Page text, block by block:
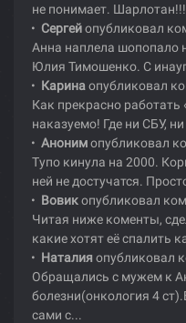
не понимает.
Сергейопубликовал
Анна наплела шопопало
Юлия Тимошенко. С
Каринаопубликовал
Как прекрасно работать
наказуемо! Где ни СБУ,
Анонимопубликовал
Тупо кинула на 2000.
ней не достучатся.
Вовикопубликовал
Читая ниже коменты,
какие хотят её спалить
Наталия опубликовал
Обращались с мужем к
болезни(онкология 4
сами с...